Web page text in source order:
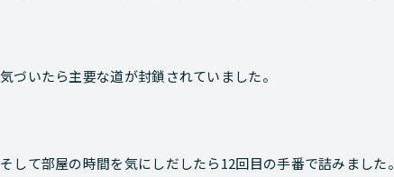
気づいたら主要な道が封鎖されていました。
そして部屋の時間を気にしだしたら12回目の手番で詰みました。